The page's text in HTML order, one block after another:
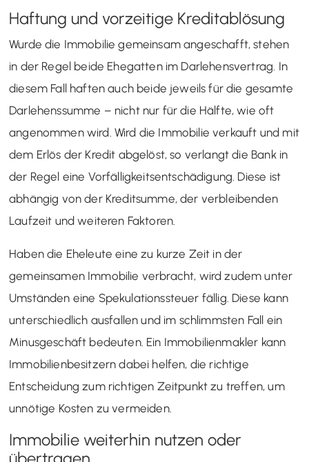
Haftung und vorzeitige Kreditablösung
Wurde die Immobilie gemeinsam angeschafft, stehen
in der Regel beide Ehegatten im Darlehensvertrag. In
diesem Fall haften auch beide jeweils für die gesamte
Darlehenssumme – nicht nur für die Hälfte, wie oft
angenommen wird. Wird die Immobilie verkauft und mit
dem Erlös der Kredit abgelöst, so verlangt die Bank in
der Regel eine Vorfälligkeitsentschädigung. Diese ist
abhängig von der Kreditsumme, der verbleibenden
Laufzeit und weiteren Faktoren.
Haben die Eheleute eine zu kurze Zeit in der
gemeinsamen Immobilie verbracht, wird zudem unter
Umständen eine Spekulationssteuer fällig. Diese kann
unterschiedlich ausfallen und im schlimmsten Fall ein
Minusgeschäft bedeuten. Ein Immobilienmakler kann
Immobilienbesitzern dabei helfen, die richtige
Entscheidung zum richtigen Zeitpunkt zu treffen, um
unnötige Kosten zu vermeiden.
Immobilie weiterhin nutzen oder